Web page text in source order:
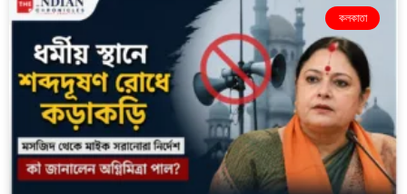
কলকাতা